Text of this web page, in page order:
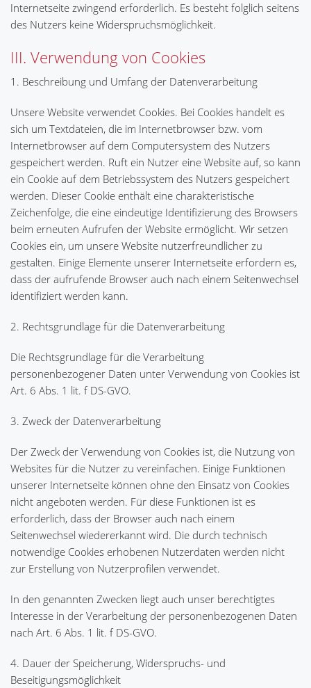
Internetseite zwingend erforderlich. Es besteht folglich seitens
des Nutzers keine Widerspruchsmöglichkeit.
III. Verwendung von Cookies
1. Beschreibung und Umfang der Datenverarbeitung
Unsere Website verwendet Cookies. Bei Cookies handelt es
sich um Textdateien, die im Internetbrowser bzw. vom
Internetbrowser auf dem Computersystem des Nutzers
gespeichert werden. Ruft ein Nutzer eine Website auf, so kann
ein Cookie auf dem Betriebssystem des Nutzers gespeichert
werden. Dieser Cookie enthält eine charakteristische
Zeichenfolge, die eine eindeutige Identifizierung des Browsers
beim erneuten Aufrufen der Website ermöglicht. Wir setzen
Cookies ein, um unsere Website nutzerfreundlicher zu
gestalten. Einige Elemente unserer Internetseite erfordern es,
dass der aufrufende Browser auch nach einem Seitenwechsel
identifiziert werden kann.
2. Rechtsgrundlage für die Datenverarbeitung
Die Rechtsgrundlage für die Verarbeitung
personenbezogener Daten unter Verwendung von Cookies ist
Art. 6 Abs. 1 lit. f DS-GVO.
3. Zweck der Datenverarbeitung
Der Zweck der Verwendung von Cookies ist, die Nutzung von
Websites für die Nutzer zu vereinfachen. Einige Funktionen
unserer Internetseite können ohne den Einsatz von Cookies
nicht angeboten werden. Für diese Funktionen ist es
erforderlich, dass der Browser auch nach einem
Seitenwechsel wiedererkannt wird. Die durch technisch
notwendige Cookies erhobenen Nutzerdaten werden nicht
zur Erstellung von Nutzerprofilen verwendet.
In den genannten Zwecken liegt auch unser berechtigtes
Interesse in der Verarbeitung der personenbezogenen Daten
nach Art. 6 Abs. 1 lit. f DS-GVO.
4. Dauer der Speicherung, Widerspruchs- und
Beseitigungsmöglichkeit